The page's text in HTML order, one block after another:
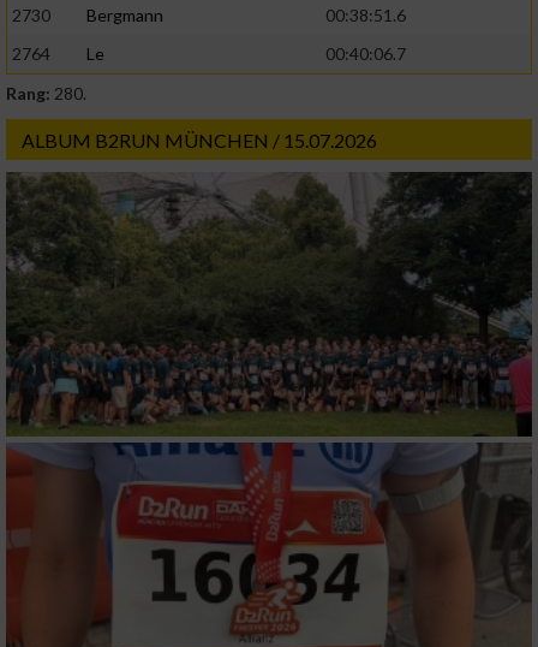
2730
Bergmann
00:38:51.6
2764
Le
00:40:06.7
Rang: 280.
ALBUM B2RUN MÜNCHEN / 15.07.2026